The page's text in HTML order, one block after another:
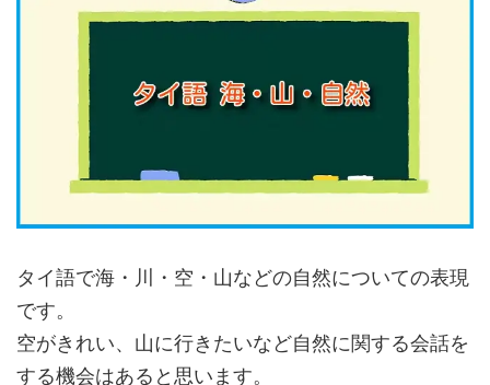
タイ語で海・川・空・山などの自然についての表現
です。
空がきれい、山に行きたいなど自然に関する会話を
する機会はあると思います。